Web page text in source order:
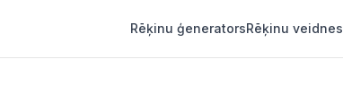
Rēķinu ģeneratorsRēķinu veidnes